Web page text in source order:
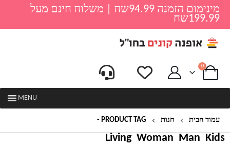
מינימום הזמנה 94.99שח | משלוח חינם מעל
199.99שח
0
MENU
עמוד הבית חנות PRODUCT TAG -
Kids
Man
Woman
Living